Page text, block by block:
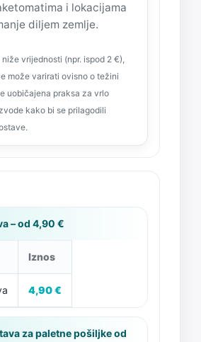
i lokacijama
diljem zemlje.
vrijednosti (npr. ispod 2 €),
može varirati ovisno o težini
uobičajena praksa za vrlo
kako bi se prilagodili
– od 4,90 €
Iznos
4,90 €
za paletne pošiljke od